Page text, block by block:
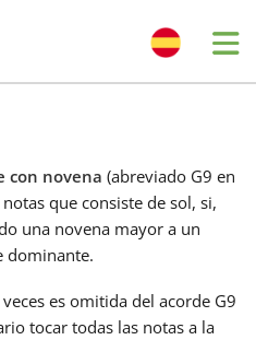
con novena (abreviado G9 en
que consiste de sol, si,
una novena mayor a un
dominante.
es omitida del acorde G9
tocar todas las notas a la